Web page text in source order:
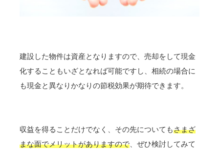
建設した物件は資産となりますので、売却をして現金
化することもいざとなれば可能ですし、相続の場合に
も現金と異なりかなりの節税効果が期待できます。
収益を得ることだけでなく、その先についてもさまざ
まな面でメリットがありますので 、ぜひ検討してみて